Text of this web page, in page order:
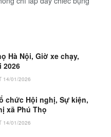
Hà Nội, Giờ xe chạy,
2026
14/01/2026
chức Hội nghị, Sự kiện,
xã Phú Thọ
14/01/2026